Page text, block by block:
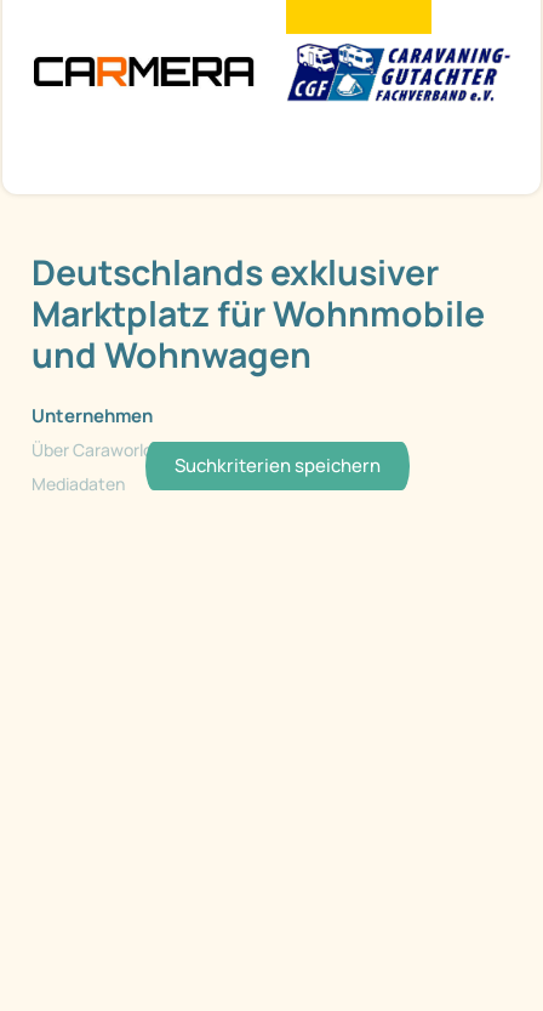
Suchkriterien speichern
Deutschlands exklusiver
Marktplatz für Wohnmobile
und Wohnwagen
Unternehmen
Über Caraworld
Mediadaten